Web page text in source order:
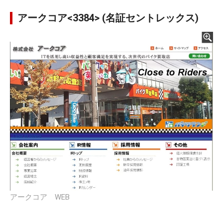
アークコア<3384> (名証セントレックス)
アークコア WEB